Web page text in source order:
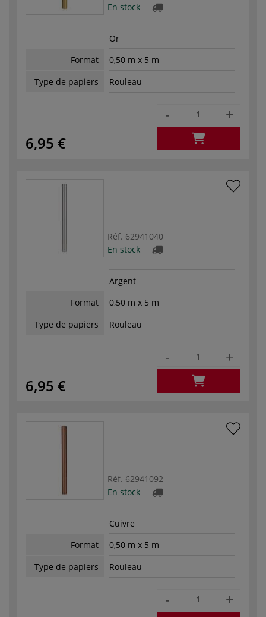
En stock
Or
Format
0,50 m x 5 m
Type de papiers
Rouleau
6,95 €
- +
Réf. 62941040
En stock
Argent
Format
0,50 m x 5 m
Type de papiers
Rouleau
6,95 €
- +
Réf. 62941092
En stock
Cuivre
Format
0,50 m x 5 m
Type de papiers
Rouleau
- +